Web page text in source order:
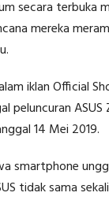
secara terbuka
mereka
iklan Official
peluncuran
14 Mei 2019.
smartphone
tidak sama